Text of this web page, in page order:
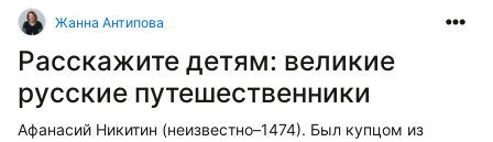
Жанна Антипова
Расскажите детям: великие
русские путешественники
Афанасий Никитин (неизвестно–1474). Был купцом из